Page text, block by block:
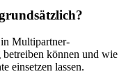
Multipartner-
können und wie
einsetzen lassen.